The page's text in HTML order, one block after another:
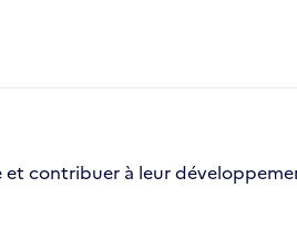
et contribuer à leur